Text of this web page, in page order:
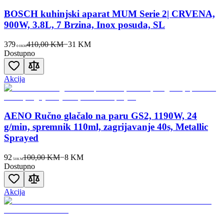
BOSCH kuhinjski aparat MUM Serie 2| CRVENA,
900W, 3.8L, 7 Brzina, Inox posuda, SL
379 00KM410,00 KM−31 KM
Dostupno
Akcija
AENO Ručno glačalo na paru GS2, 1190W, 24
g/min, spremnik 110ml, zagrijavanje 40s, Metallic
Sprayed
92 50KM100,00 KM−8KM
Dostupno
Akcija